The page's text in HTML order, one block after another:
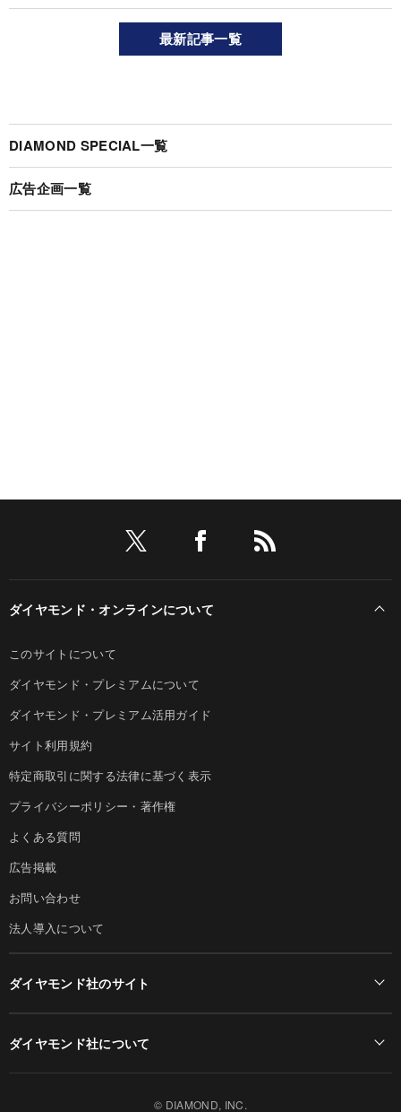
最新記事一覧
DIAMOND SPECIAL一覧
広告企画一覧
ダイヤモンド・オンラインについて
このサイトについて
ダイヤモンド・プレミアムについて
ダイヤモンド・プレミアム活用ガイド
サイト利用規約
特定商取引に関する法律に基づく表示
プライバシーポリシー・著作権
よくある質問
広告掲載
お問い合わせ
法人導入について
ダイヤモンド社のサイト
ダイヤモンド社について
© DIAMOND, INC.